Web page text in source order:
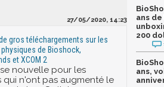
27/05/2020, 14:23
gros téléchargements sur les
de Bioshock,
et XCOM 2
nouvelle pour les
qui n'ont pas augmenté le
ans
200
ans,